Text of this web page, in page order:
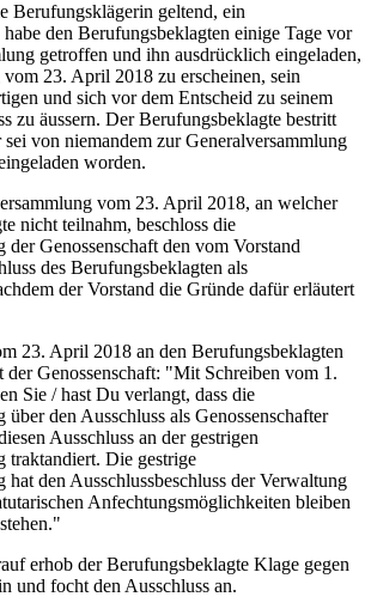
Berufungsklägerin geltend, ein
den Berufungsbeklagten einige Tage vor
getroffen und ihn ausdrücklich eingeladen,
vom 23. April 2018 zu erscheinen, sein
und sich vor dem Entscheid zu seinem
zu äussern. Der Berufungsbeklagte bestritt
von niemandem zur Generalversammlung
worden.
vom 23. April 2018, an welcher
nicht teilnahm, beschloss die
der Genossenschaft den vom Vorstand
des Berufungsbeklagten als
der Vorstand die Gründe dafür erläutert
23. April 2018 an den Berufungsbeklagten
der Genossenschaft: "Mit Schreiben vom 1.
Sie / hast Du verlangt, dass die
über den Ausschluss als Genossenschafter
Ausschluss an der gestrigen
traktandiert. Die gestrige
hat den Ausschlussbeschluss der Verwaltung
Anfechtungsmöglichkeiten bleiben
erhob der Berufungsbeklagte Klage gegen
und focht den Ausschluss an.